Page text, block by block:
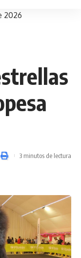
2026
3 minutos de lectura